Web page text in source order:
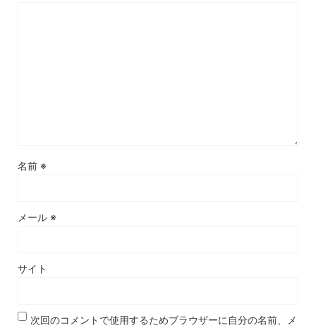
名前 ※
メール ※
サイト
次回のコメントで使用するためブラウザーに自分の名前、メ